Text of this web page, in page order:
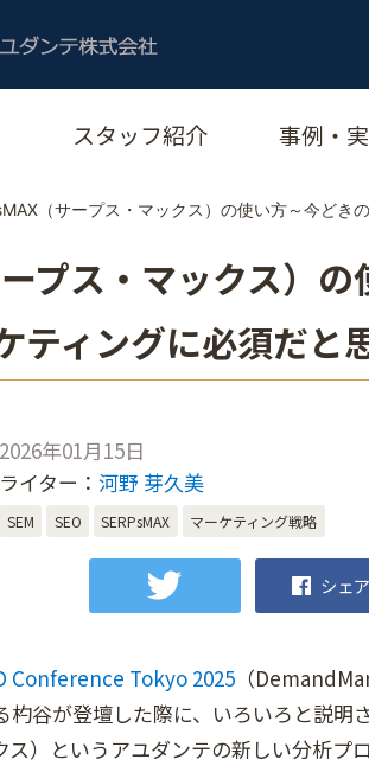
スタッフ紹介 事例・
（サープス・マックス）の使い方～今どき
プス・マックス）
ティングに必須だと
2026年01月15日
ライター：河野 芽久美
SEM SEO SERPsMAX マーケティング戦略
シェア
Conference Tokyo 2025 （
杓谷が登壇した際に、いろいろと説明
）というアユダンテの新しい分析プロ